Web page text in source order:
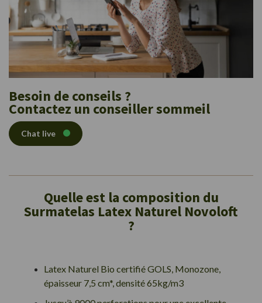
Besoin de conseils ?
Contactez un conseiller sommeil
Chat live
Quelle est la composition du
Surmatelas Latex Naturel Novoloft
?
Latex Naturel Bio certifié GOLS, Monozone,
épaisseur 7,5 cm*, densité 65kg/m3